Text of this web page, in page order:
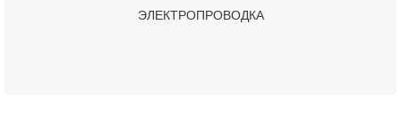
ЭЛЕКТРОПРОВОДКА